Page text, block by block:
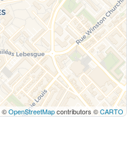
©OpenStreetMapcontributors ©CARTO